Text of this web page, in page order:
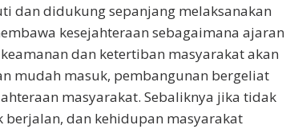
dan didukung sepanjang melaksanakan
kesejahteraan sebagaimana ajaran
dan ketertiban masyarakat akan
mudah masuk, pembangunan bergeliat
masyarakat. Sebaliknya jika tidak
dan kehidupan masyarakat